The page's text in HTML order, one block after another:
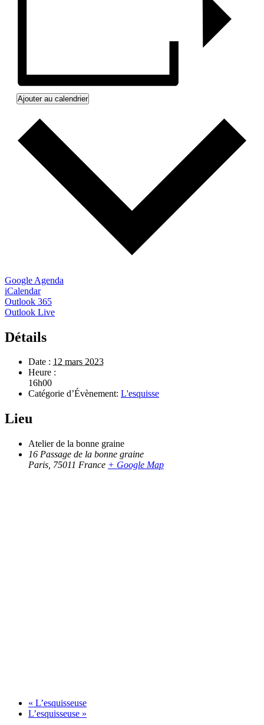
Ajouter au calendrier
Google Agenda
iCalendar
Outlook 365
Outlook Live
Détails
Date : 12 mars 2023
Heure :
16h00
Catégorie d’Évènement: L'esquisse
Lieu
Atelier de la bonne graine
16 Passage de la bonne graine
Paris 75011 France + Google Map
« L’esquisseuse
L’esquisseuse »